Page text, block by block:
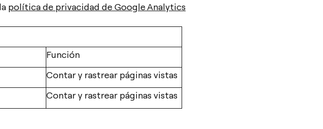
política de privacidad de Google Analytics
Función
Contar y rastrear páginas vistas
Contar y rastrear páginas vistas